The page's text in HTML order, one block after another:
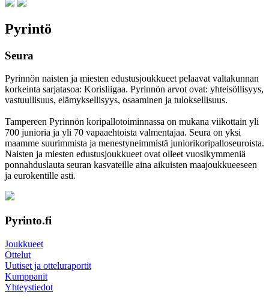
Pyrintö
Seura
Pyrinnön naisten ja miesten edustusjoukkueet pelaavat valtakunnan
korkeinta sarjatasoa: Korisliigaa. Pyrinnön arvot ovat: yhteisöl­lisyys,
vastuul­lisuus, elämyk­sellisyys, osaaminen ja tulok­sellisuus.
Tampereen Pyrinnön kori­pallo­toimin­nassa on mukana viikottain yli
700 junioria ja yli 70 vapaa­ehtoista valmen­tajaa. Seura on yksi
maamme suurim­mista ja menes­tyneim­mistä juni­ori­kori­pallo­seuroista.
Naisten ja miesten edustus­joukkueet ovat olleet vuosi­kymmeniä
ponnahdus­lauta seuran kasvateille aina aikuisten maa­joukkueeseen
ja euro­kentille asti.
Pyrinto.fi
Joukkueet
Ottelut
Uutiset ja otteluraportit
Kumppanit
Yhteystiedot